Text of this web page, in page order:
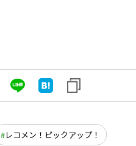
レコメン！ピックアップ！